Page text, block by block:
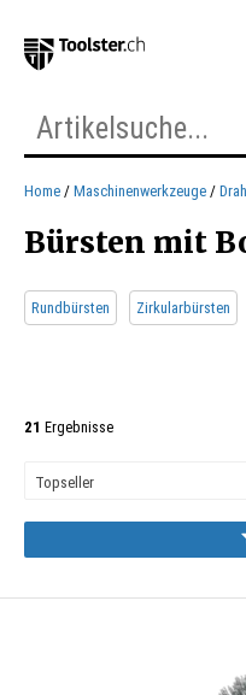
Home Maschinenwerkzeuge
Bürsten mit
Rundbürsten Zirkularbürsten
21 Ergebnisse